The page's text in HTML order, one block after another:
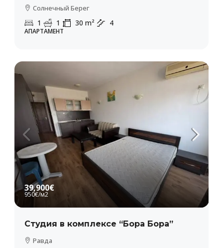
Солнечный Берег
1 1 30 m² 4
АПАРТАМЕНТ
39,900€
950€/м2
Студия в комплексе “Бора Бора”
Равда